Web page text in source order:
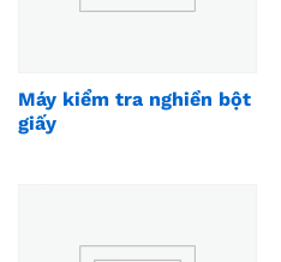
Máy kiểm tra nghiền bột
giấy